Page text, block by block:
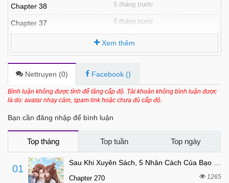
Chapter 38 5 tháng trước
Chapter 37 5 tháng trước
Chapter 35 5 tháng trước
Chapter 34 5 tháng trước
Chapter 33 5 tháng trước
5 tháng trước
Chapter 30 5 tháng trước
Chapter 29
Chapter 28
Xem thêm
Nettruyen (0) Facebook ()
Bình luận không được tính để tăng cấp độ. Tài khoản không bình luận được
là do: avatar nhạy cảm, spam link hoặc chưa đủ cấp độ.
Bạn cần đăng nhập để bình luận
Top tháng Top tuần Top ngày
01
Sau Khi Xuyên Sách, 5 Nhân Cách Của Bạo Quân Đều Yêu Ta
Chapter 270 1265